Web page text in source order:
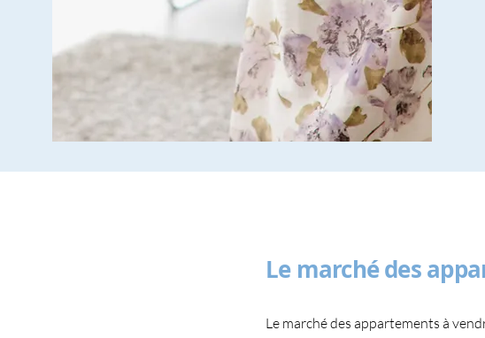
Le marché des
Le marché des appartements à